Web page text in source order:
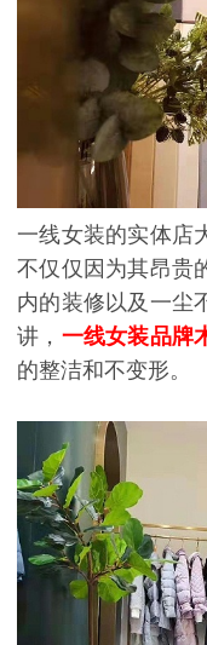
一线女装的实体店
不仅仅因为其昂贵
内的装修以及一尘
讲， 一线女装品牌
的整洁和不变形。